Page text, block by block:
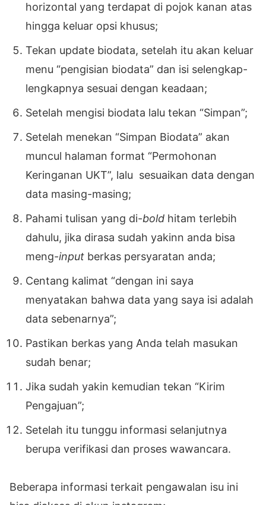
horizontal yang terdapat di pojok kanan atas
hingga keluar opsi khusus;
Tekan update biodata, setelah itu akan keluar
menu “pengisian biodata” dan isi selengkap-
lengkapnya sesuai dengan keadaan;
Setelah mengisi biodata lalu tekan “Simpan”;
Setelah menekan “Simpan Biodata” akan
muncul halaman format “Permohonan
Keringanan UKT”, lalu sesuaikan data dengan
data masing-masing;
Pahami tulisan yang di-bold hitam terlebih
dahulu, jika dirasa sudah yakinn anda bisa
meng-input berkas persyaratan anda;
Centang kalimat “dengan ini saya
menyatakan bahwa data yang saya isi adalah
data sebenarnya”;
Pastikan berkas yang Anda telah masukan
sudah benar;
Jika sudah yakin kemudian tekan “Kirim
Pengajuan”;
Setelah itu tunggu informasi selanjutnya
berupa verifikasi dan proses wawancara.
Beberapa informasi terkait pengawalan isu ini